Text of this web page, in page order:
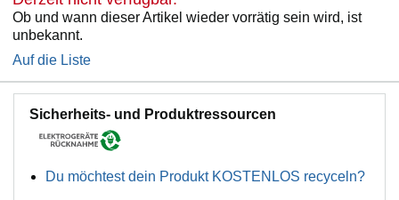
Ob und wann dieser Artikel wieder vorrätig sein wird, ist
unbekannt.
Auf die Liste
Sicherheits- und Produktressourcen
Du möchtest dein Produkt KOSTENLOS recyceln?